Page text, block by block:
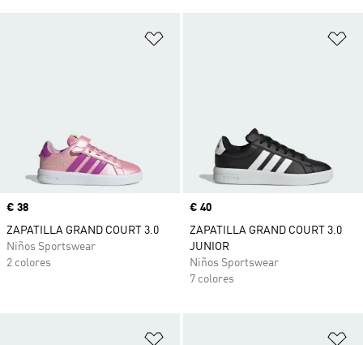
Precio
€ 38
ZAPATILLA GRAND COURT 3.0
Niños Sportswear
2 colores
Precio
€ 40
ZAPATILLA GRAND COURT 3.0
JUNIOR
Niños Sportswear
7 colores